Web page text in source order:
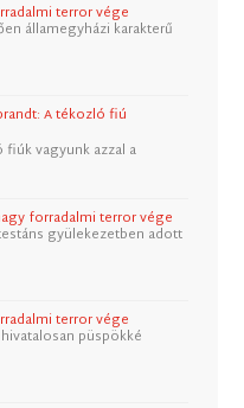
terror vége
államegyházi karakterű
A tékozló fiú
vagyunk azzal a
forradalmi terror vége
gyülekezetben adott
terror vége
püspökké